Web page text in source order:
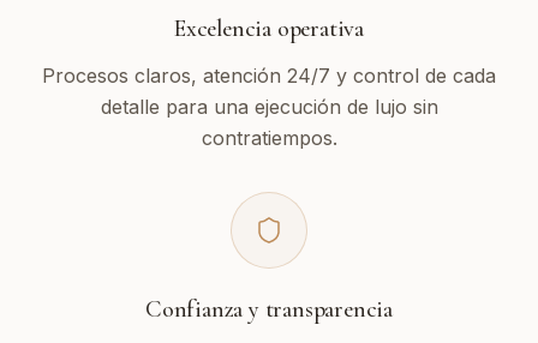
Excelencia operativa
Procesos claros, atención 24/7 y control de cada
detalle para una ejecución de lujo sin
contratiempos.
Confianza y transparencia